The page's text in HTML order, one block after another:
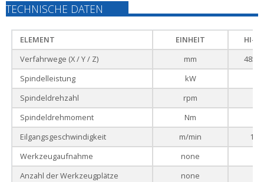
TECHNISCHE DATEN
ELEMENT EINHEIT
HI-
Verfahrwege (X / Y / Z)
mm
485 /
Spindelleistung
kW
Spindeldrehzahl
rpm
Spindeldrehmoment
Nm
Eilgangsgeschwindigkeit
m/min
10
Werkzeugaufnahme
none
Anzahl der Werkzeugplätze
none